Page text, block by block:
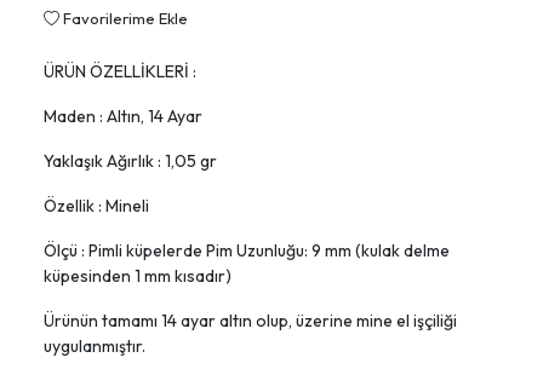
Favorilerime Ekle
ÜRÜN ÖZELLİKLERİ :
Maden : Altın, 14 Ayar
Yaklaşık Ağırlık : 1,05 gr
Özellik : Mineli
Ölçü : Pimli küpelerde Pim Uzunluğu: 9 mm (kulak delme
küpesinden 1 mm kısadır)
Ürünün tamamı 14 ayar altın olup, üzerine mine el işçiliği
uygulanmıştır.